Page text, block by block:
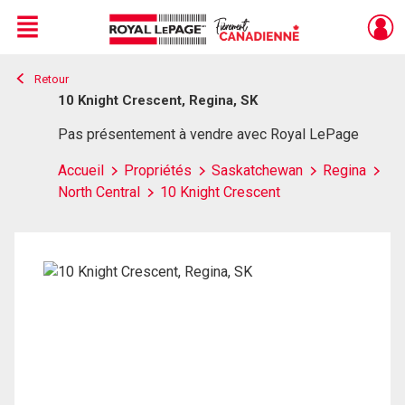
Live
En Direct
Menu
Retour
10 Knight Crescent, Regina, SK
Pas présentement à vendre avec Royal LePage
Accueil Propriétés Saskatchewan
Regina
North Central
10 Knight Crescent